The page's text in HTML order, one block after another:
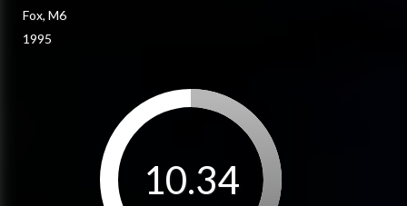
Fox, M6
1995
10.34